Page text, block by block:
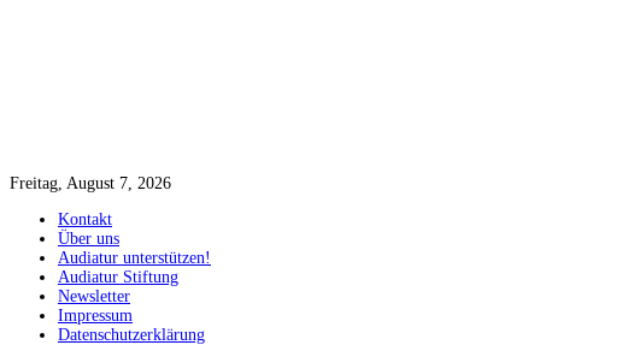
Freitag, August 7, 2026
Kontakt
Über uns
Audiatur unterstützen!
Audiatur Stiftung
Newsletter
Impressum
Datenschutzerklärung